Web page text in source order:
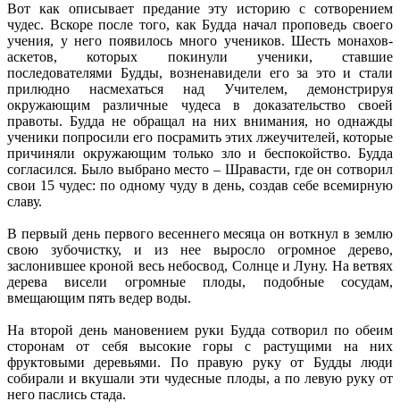
Вот как описывает предание эту историю с сотворением
чудес. Вскоре после того, как Будда начал проповедь своего
учения, у него появилось много учеников. Шесть монахов-
аскетов, которых покинули ученики, ставшие
последователями Будды, возненавидели его за это и стали
прилюдно насмехаться над Учителем, демонстрируя
окружающим различные чудеса в доказательство своей
правоты. Будда не обращал на них внимания, но однажды
ученики попросили его посрамить этих лжеучителей, которые
причиняли окружающим только зло и беспокойство. Будда
согласился. Было выбрано место – Шравасти, где он сотворил
свои 15 чудес: по одному чуду в день, создав себе всемирную
славу.
В первый день первого весеннего месяца он воткнул в землю
свою зубочистку, и из нее выросло огромное дерево,
заслонившее кроной весь небосвод, Солнце и Луну. На ветвях
дерева висели огромные плоды, подобные сосудам,
вмещающим пять ведер воды.
На второй день мановением руки Будда сотворил по обеим
сторонам от себя высокие горы с растущими на них
фруктовыми деревьями. По правую руку от Будды люди
собирали и вкушали эти чудесные плоды, а по левую руку от
него паслись стада.